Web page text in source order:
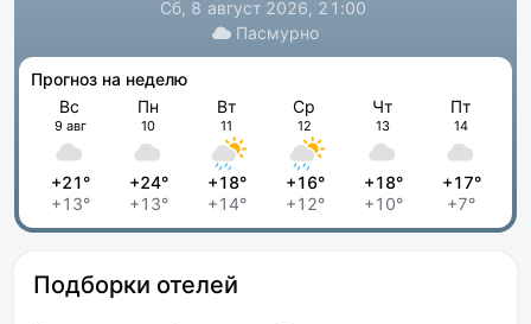
Сб, 8 август 2026, 21:00
Пасмурно
Прогноз на неделю
Вс
9 авг
+21°
+13°
Пн
10
+24°
+13°
Вт
11
+18°
+14°
Ср
12
+16°
+12°
Чт
13
+18°
+10°
Пт
14
+17°
+7°
Подборки отелей